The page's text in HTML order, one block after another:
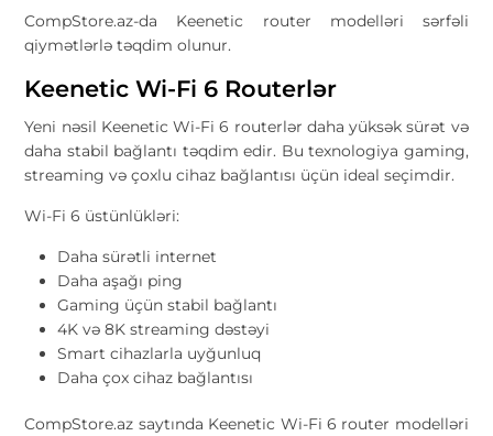
CompStore.az-da Keenetic router modelləri sərfəli
qiymətlərlə təqdim olunur.
Keenetic Wi-Fi 6 Routerlər
Yeni nəsil Keenetic Wi-Fi 6 routerlər daha yüksək sürət və
daha stabil bağlantı təqdim edir. Bu texnologiya gaming,
streaming və çoxlu cihaz bağlantısı üçün ideal seçimdir.
Wi-Fi 6 üstünlükləri:
Daha sürətli internet
Daha aşağı ping
Gaming üçün stabil bağlantı
4K və 8K streaming dəstəyi
Smart cihazlarla uyğunluq
Daha çox cihaz bağlantısı
CompStore.az saytında Keenetic Wi-Fi 6 router modelləri